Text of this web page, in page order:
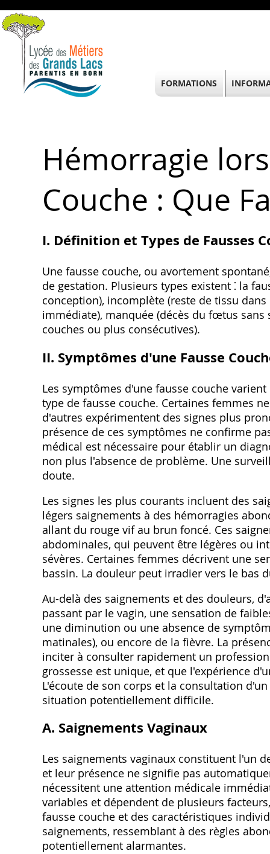
Hémorragie
Couche : Que
I. Définition et Types de Fausses
Une fausse couche, ou avortement
de gestation. Plusieurs types existent ⁚ la
conception), incomplète (reste de tissu
immédiate), manquée (décès du fœtus
couches ou plus consécutives).
II. Symptômes d'une Fausse
Les symptômes d'une fausse couche
type de fausse couche. Certaines femmes
d'autres expérimentent des signes plus
présence de ces symptômes ne confirme
médical est nécessaire pour établir un
non plus l'absence de problème. Une
doute.
Les signes les plus courants incluent des
légers saignements à des hémorragies
allant du rouge vif au brun foncé. Ces
abdominales, qui peuvent être légères ou
sévères. Certaines femmes décrivent une
bassin. La douleur peut irradier vers le bas
Au-delà des saignements et des douleurs,
passant par le vagin, une sensation de
une diminution ou une absence de
matinales), ou encore de la fièvre. La
inciter à consulter rapidement un
grossesse est unique, et que l'expérience
L'écoute de son corps et la consultation
situation potentiellement difficile.
A. Saignements Vaginaux
Les saignements vaginaux constituent l'un
et leur présence ne signifie pas
nécessitent une attention médicale
variables et dépendent de plusieurs
fausse couche et des caractéristiques
saignements, ressemblant à des règles
potentiellement alarmantes.
FORMATIONS